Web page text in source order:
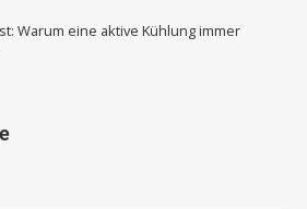
Warum eine aktive Kühlung immer